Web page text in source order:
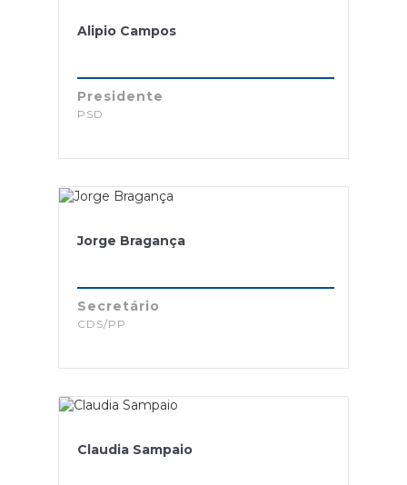
Alipio Campos
Presidente
PSD
Jorge Bragança
Secretário
CDS/PP
Claudia Sampaio